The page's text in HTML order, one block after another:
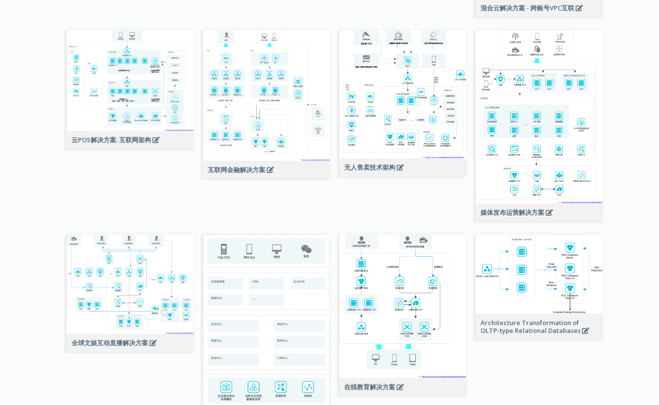
混合云解决方案 - 跨账号VPC互联
云POS解决方案: 互联网架构
互联网金融解决方案 无人售卖技术架构
媒体发布运营解决方案
全球文娱互动直播解决方案
在线教育解决方案
Architecture Transformation of
OLTP-type Relational Databases